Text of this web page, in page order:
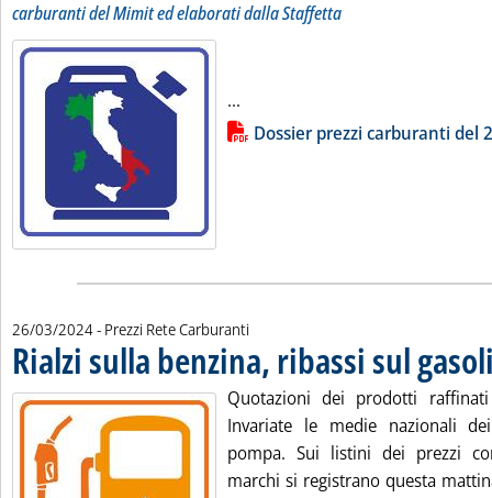
carburanti del Mimit ed elaborati dalla Staffetta
...
Lista allegati PDF alla notiziaDossier prezzi carburanti del
26/03/2024- Prezzi Rete Carburanti
Rialzi sulla benzina, ribassi sul
Quotazioni dei prodotti
Invariate le medie nazionali
pompa. Sui listini dei prezzi
marchi si registrano questa